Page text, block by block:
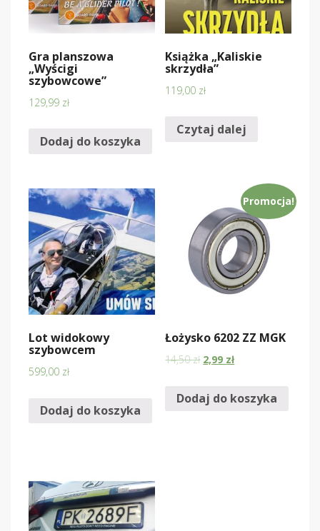
Gra planszowa
„Wyścigi
szybowcowe”
129,99 zł
Dodaj do koszyka
Książka „Kaliskie
skrzydła”
119,00 zł
Czytaj dalej
Lot widokowy
szybowcem
599,00 zł
Dodaj do koszyka
Promocja!
Łożysko 6202 ZZ MGK
14,50zł 2,99 zł
Dodaj do koszyka